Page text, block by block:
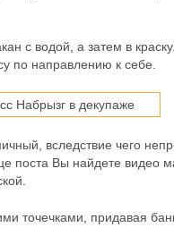
с водой, а затем в
по направлению к себе.
вследствие чего
поста Вы найдете видео
точечками, придавая